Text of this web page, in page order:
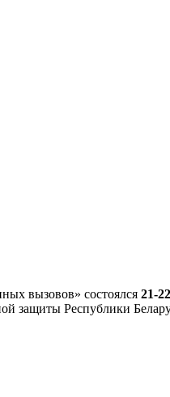
вызовов» состоялся 21-
Республики